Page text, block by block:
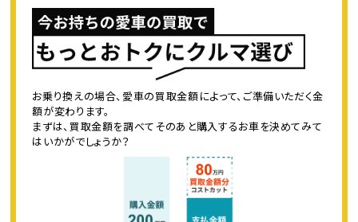
お乗り換えの場合、愛車の買取金額によって、ご準備いただく金
額が変わります。
まずは、買取金額を調べてそのあと購入するお車を決めてみて
はいかがでしょうか？